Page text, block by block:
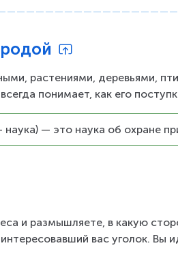
растениями, деревьями,
понимает, как его
— это наука об охране
и размышляете, в какую
вас уголок. Вы